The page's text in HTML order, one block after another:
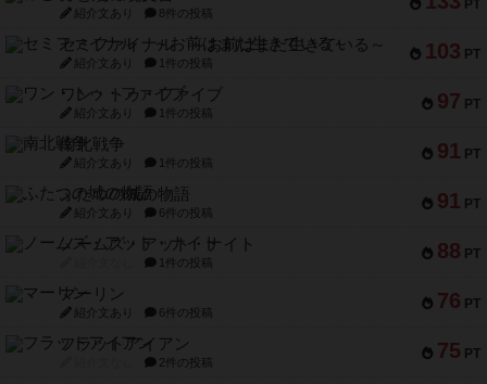
PT
紹介文あり 8件の投稿
103 PT
セミファイナル ～お前はまだ生きている～
紹介文あり 1件の投稿
97 PT
ワン・トゥ・ファイブ
紹介文あり 1件の投稿
91 PT
南北戦争
紹介文あり 1件の投稿
91 PT
ふたつの城の物語
紹介文あり 6件の投稿
88 PT
ノームズ・アット・ナイト
1件の投稿
76 PT
マーリン
紹介文あり 6件の投稿
75 PT
フラットアイアン
2件の投稿